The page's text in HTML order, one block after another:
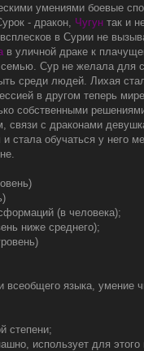
умениями боевые
- дракон, Чугун так и
в Сурии не
в уличной драке к
Сур не желала для
среди людей. Лихая
в другом теперь
собственными
связи с драконами
стала обучаться у него
(в человека);
ниже среднего);
всеобщего языка, умение
степени;
использует для